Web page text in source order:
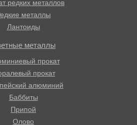
редких металлов
металлы
Лантоиды
металлы
прокат
прокат
алюминий
Баббиты
Припой
Олово